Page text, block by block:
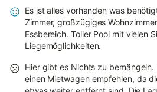
Es ist alles vorhanden was
Zimmer, großzügiges
Essbereich. Toller Pool mit vielen
Liegemöglichkeiten.
Hier gibt es Nichts zu
einen Mietwagen empfehlen, da